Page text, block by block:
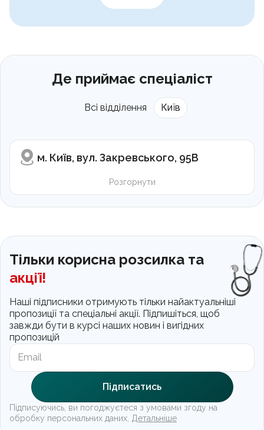
Де приймає спеціаліст
Всі відділення Київ
м. Київ, вул. Закревського, 95В
Розгорнути
Тільки корисна розсилка та
акції!
Наші підписники отримують тільки найактуальніші
пропозиції та спеціальні акції. Підпишіться, щоб
завжди бути в курсі наших новин і вигідних
пропозицій
Підписуючись, ви погоджуєтеся з умовами згоду на
обробку персональних даних, Детальніше
Підписатись